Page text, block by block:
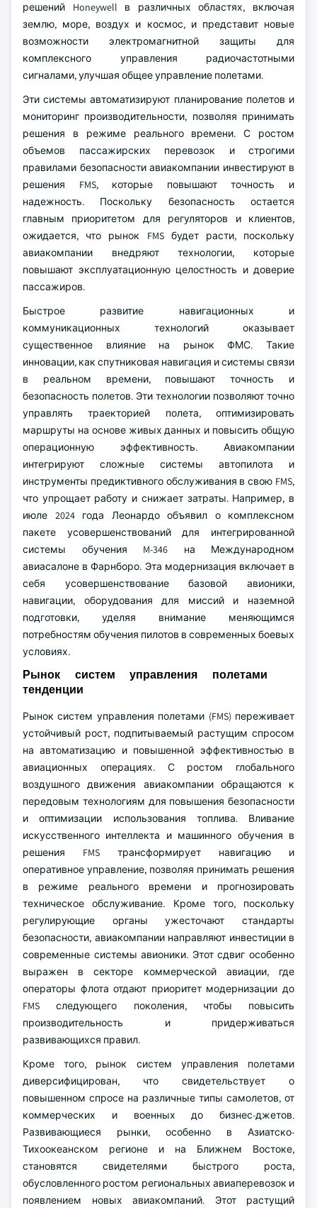
решений Honeywell в различных областях, включая
землю, море, воздух и космос, и представит новые
возможности электромагнитной защиты для
комплексного управления радиочастотными
сигналами, улучшая общее управление полетами.
Эти системы автоматизируют планирование полетов и
мониторинг производительности, позволяя принимать
решения в режиме реального времени. С ростом
объемов пассажирских перевозок и строгими
правилами безопасности авиакомпании инвестируют в
решения FMS, которые повышают точность и
надежность. Поскольку безопасность остается
главным приоритетом для регуляторов и клиентов,
ожидается, что рынок FMS будет расти, поскольку
авиакомпании внедряют технологии, которые
повышают эксплуатационную целостность и доверие
пассажиров.
Быстрое развитие навигационных и
коммуникационных технологий оказывает
существенное влияние на рынок ФМС. Такие
инновации, как спутниковая навигация и системы связи
в реальном времени, повышают точность и
безопасность полетов. Эти технологии позволяют точно
управлять траекторией полета, оптимизировать
маршруты на основе живых данных и повысить общую
операционную эффективность. Авиакомпании
интегрируют сложные системы автопилота и
инструменты предиктивного обслуживания в свою FMS,
что упрощает работу и снижает затраты. Например, в
июле 2024 года Леонардо объявил о комплексном
пакете усовершенствований для интегрированной
системы обучения M-346 на Международном
авиасалоне в Фарнборо. Эта модернизация включает в
себя усовершенствование базовой авионики,
навигации, оборудования для миссий и наземной
подготовки, уделяя внимание меняющимся
потребностям обучения пилотов в современных боевых
условиях.
Рынок систем управления полетами
тенденции
Рынок систем управления полетами (FMS) переживает
устойчивый рост, подпитываемый растущим спросом
на автоматизацию и повышенной эффективностью в
авиационных операциях. С ростом глобального
воздушного движения авиакомпании обращаются к
передовым технологиям для повышения безопасности
и оптимизации использования топлива. Вливание
искусственного интеллекта и машинного обучения в
решения FMS трансформирует навигацию и
оперативное управление, позволяя принимать решения
в режиме реального времени и прогнозировать
техническое обслуживание. Кроме того, поскольку
регулирующие органы ужесточают стандарты
безопасности, авиакомпании направляют инвестиции в
современные системы авионики. Этот сдвиг особенно
выражен в секторе коммерческой авиации, где
операторы флота отдают приоритет модернизации до
FMS следующего поколения, чтобы повысить
производительность и придерживаться
развивающихся правил.
Кроме того, рынок систем управления полетами
диверсифицирован, что свидетельствует о
повышенном спросе на различные типы самолетов, от
коммерческих и военных до бизнес-джетов.
Развивающиеся рынки, особенно в Азиатско-
Тихоокеанском регионе и на Ближнем Востоке,
становятся свидетелями быстрого роста,
обусловленного ростом региональных авиаперевозок и
появлением новых авиакомпаний. Этот растущий